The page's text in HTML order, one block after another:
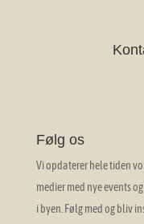
Følg os
Vi opdaterer hele tiden
medier med nye events
i byen. Følg med og bliv